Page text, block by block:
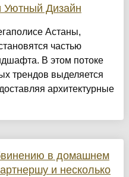
Уютный Дизайн
Астаны,
частью
В этом потоке
трендов выделяется
архитектурные
в домашнем
и несколько